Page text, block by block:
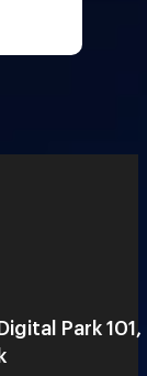
Park 101,